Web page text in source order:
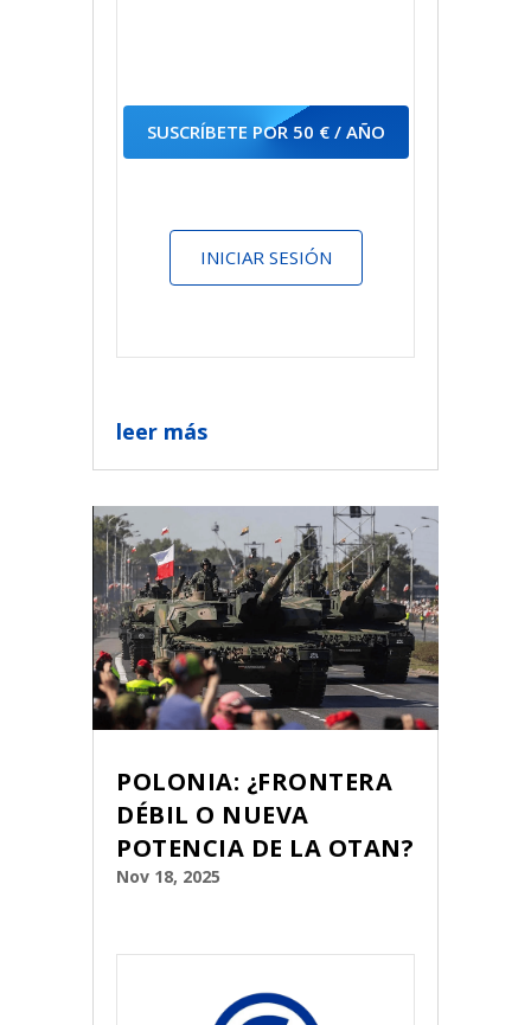
SUSCRÍBETE POR 50 € / AÑO
INICIAR SESIÓN
leer más
POLONIA: ¿FRONTERA
DÉBIL O NUEVA
POTENCIA DE LA OTAN?
Nov 18, 2025